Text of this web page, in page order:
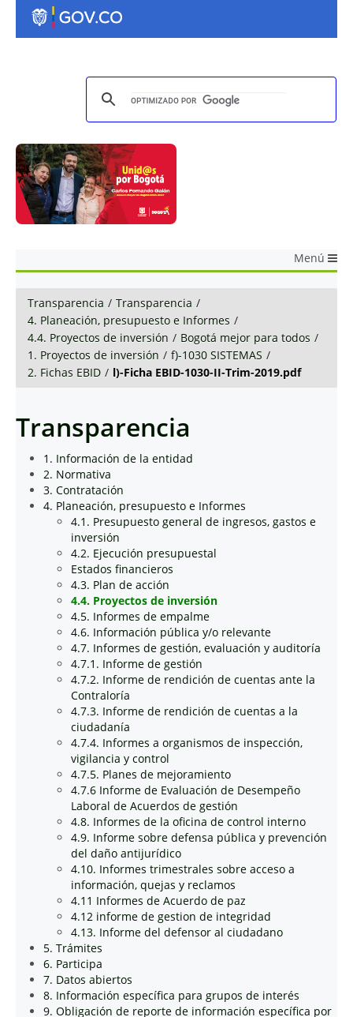
Menú
Transparencia / Transparencia /
4. Planeación, presupuesto e Informes /
4.4. Proyectos de inversión / Bogotá mejor para todos /
1. Proyectos de inversión / f)-1030 SISTEMAS /
2. Fichas EBID / l)-Ficha EBID-1030-II-Trim-2019.pdf
Transparencia
1. Información de la entidad
2. Normativa
3. Contratación
4. Planeación, presupuesto e Informes
4.1. Presupuesto general de ingresos, gastos e
inversión
4.2. Ejecución presupuestal
Estados financieros
4.3. Plan de acción
4.4. Proyectos de inversión
4.5. Informes de empalme
4.6. Información pública y/o relevante
4.7. Informes de gestión, evaluación y auditoría
4.7.1. Informe de gestión
4.7.2. Informe de rendición de cuentas ante la
Contraloría
4.7.3. Informe de rendición de cuentas a la
ciudadanía
4.7.4. Informes a organismos de inspección,
vigilancia y control
4.7.5. Planes de mejoramiento
4.7.6 Informe de Evaluación de Desempeño
Laboral de Acuerdos de gestión
4.8. Informes de la oficina de control interno
4.9. Informe sobre defensa pública y prevención
del daño antijurídico
4.10. Informes trimestrales sobre acceso a
información, quejas y reclamos
4.11 Informes de Acuerdo de paz
4.12 informe de gestion de integridad
4.13. Informe del defensor al ciudadano
5. Trámites
6. Participa
7. Datos abiertos
8. Información específica para grupos de interés
9. Obligación de reporte de información específica por